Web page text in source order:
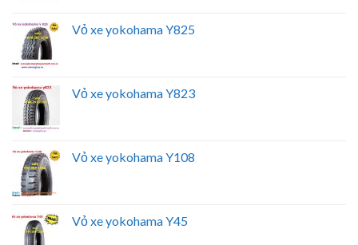
Vỏ xe yokohama Y825
Vỏ xe yokohama Y823
Vỏ xe yokohama Y108
Vỏ xe yokohama Y45